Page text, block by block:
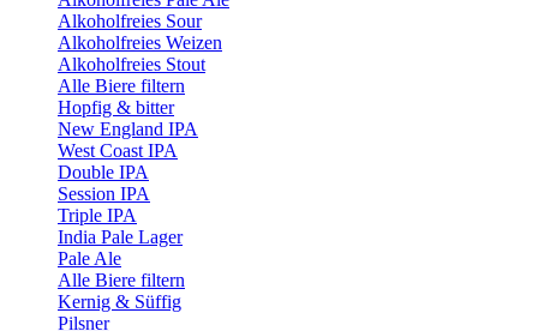
Alkoholfreies Sour
Alkoholfreies Weizen
Alkoholfreies Stout
Alle Biere filtern
Hopfig & bitter
New England IPA
West Coast IPA
Double IPA
Session IPA
Triple IPA
India Pale Lager
Pale Ale
Alle Biere filtern
Kernig & Süffig
Pilsner